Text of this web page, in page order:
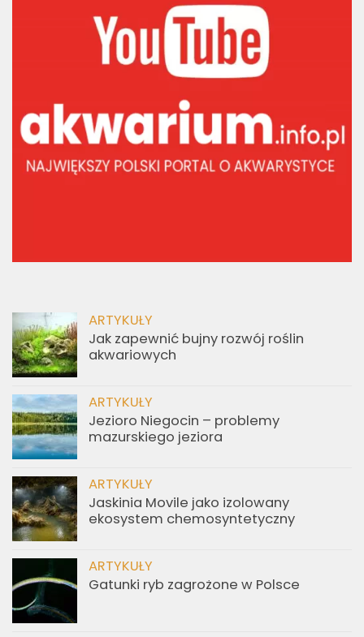
ARTYKUŁY
Jak zapewnić bujny rozwój roślin
akwariowych
ARTYKUŁY
Jezioro Niegocin – problemy
mazurskiego jeziora
ARTYKUŁY
Jaskinia Movile jako izolowany
ekosystem chemosyntetyczny
ARTYKUŁY
Gatunki ryb zagrożone w Polsce